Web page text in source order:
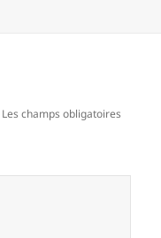
Les champs obligatoires